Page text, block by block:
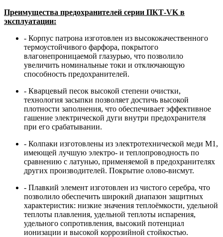
Преимущества предохранителей серии ПКТ-VK в
эксплуатации:
- Корпус патрона изготовлен из высококачественного
термоустойчивого фарфора, покрытого
влагонепроницаемой глазурью, что позволило
увеличить номинальные токи и отключающую
способность предохранителей.
- Кварцевый песок высокой степени очистки,
технология засыпки позволяет достичь высокой
плотности заполнения, что обеспечивает эффективное
гашение электрической дуги внутри предохранителя
при его срабатывании.
- Колпаки изготовлены из электротехнической меди М1,
имеющей лучшую электро- и теплопроводность по
сравнению с латунью, применяемой в предохранителях
других производителей. Покрытие олово-висмут.
- Плавкий элемент изготовлен из чистого серебра, что
позволило обеспечить широкий диапазон защитных
характеристик: низкие значения теплоёмкости, удельной
теплоты плавления, удельной теплоты испарения,
удельного сопротивления, высокий потенциал
ионизации и высокой коррозийной стойкостью.